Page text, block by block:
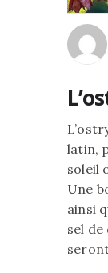
latin,
soleil
Une
ainsi
sel